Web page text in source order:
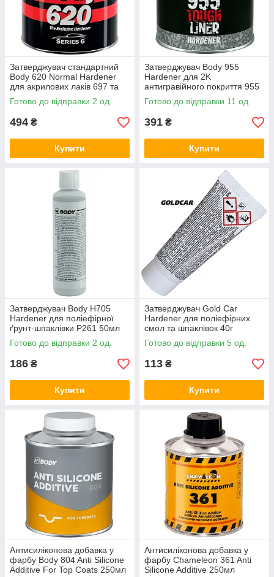
Затверджувач стандартний
Body 620 Normal Hardener
для акрилових лаків 697 та
698 500мл
Готово до відправки 2 од.
494 ₴
Купити
Затверджувач Body 955
Hardener для 2K
антигравійного покриття 955
200мл
Готово до відправки 11 од.
391 ₴
Купити
Затверджувач Body H705
Hardener для поліефірної
ґрунт-шпаклівки P261 50мл
Готово до відправки 2 од.
186 ₴
Купити
Затверджувач Gold Car
Hardener для поліефірних
смол та шпаклівок 40г
Готово до відправки 5 од.
113 ₴
Купити
Антисиліконова добавка у
фарбу Body 804 Anti Silicone
Additive For Top Coats 250мл
Антисиліконова добавка у
фарбу Chameleon 361 Anti
Silicone Additive 250мл